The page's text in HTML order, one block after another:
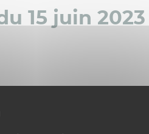
15 juin 2023